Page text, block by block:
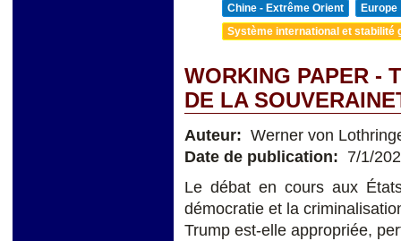
Chine - Extrême Orient
Europe
Système international et stabilité
WORKING PAPER -
DE LA
Auteur: Werner von
Date de publication: 7/1/
Le débat en cours aux
démocratie et la
Trump est-elle appropriée,